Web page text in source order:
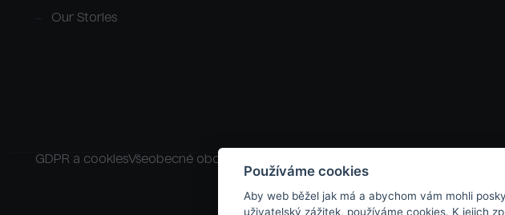
Our Stories
GDPR a cookiesVšeobecné obchodní podmínky
Používáme cookies
Aby web běžel jak má a abychom vám mohli
uživatelský zážitek, používáme cookies. K jejich